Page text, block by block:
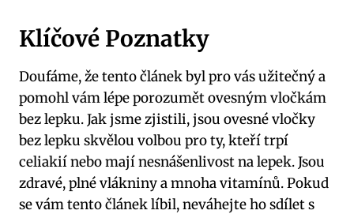
Klíčové Poznatky
Doufáme, že tento článek byl pro vás užitečný a
pomohl vám lépe porozumět ovesným vločkám
bez lepku. Jak jsme zjistili, jsou ovesné vločky
bez lepku skvělou volbou pro ty, kteří trpí
celiakií nebo mají nesnášenlivost na lepek. Jsou
zdravé, plné vlákniny a mnoha vitamínů. Pokud
se vám tento článek líbil, neváhejte ho sdílet s